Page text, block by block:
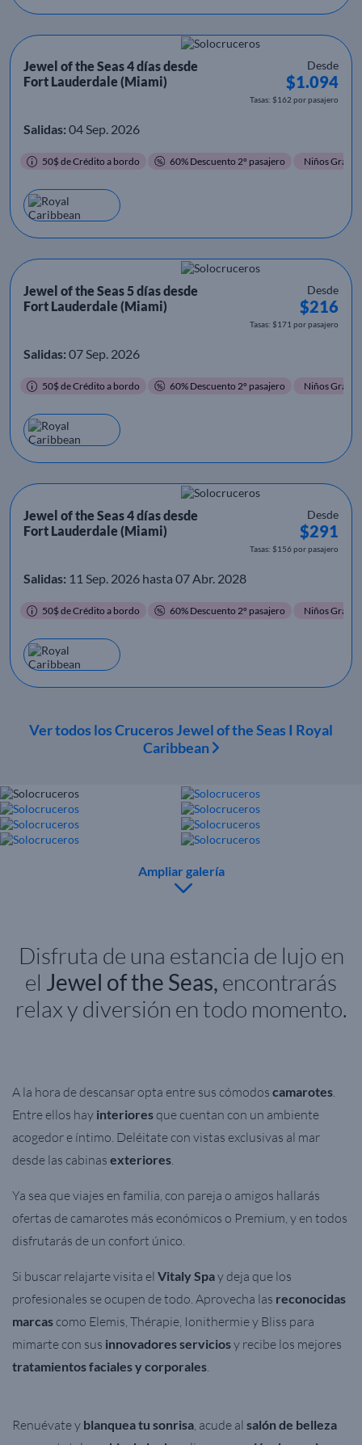
Jewel of the Seas 4 días desde
Fort Lauderdale (Miami)
Desde
$1.094
Tasas: $162 por pasajero
Salidas: 04 Sep. 2026
50$ de Crédito a bordo 60% Descuento 2º pasajero Niños Gratis
Jewel of the Seas 5 días desde
Fort Lauderdale (Miami)
Desde
$216
Tasas: $171 por pasajero
Salidas: 07 Sep. 2026
50$ de Crédito a bordo 60% Descuento 2º pasajero Niños Gratis
Jewel of the Seas 4 días desde
Fort Lauderdale (Miami)
Desde
$291
Tasas: $156 por pasajero
Salidas: 11 Sep. 2026 hasta 07 Abr. 2028
50$ de Crédito a bordo 60% Descuento 2º pasajero Niños Gratis
Ver todos los Cruceros Jewel of the Seas I Royal
Caribbean
Ampliar galería
Disfruta de una estancia de lujo en
el Jewel of the Seas, encontrarás
relax y diversión en todo momento.
A la hora de descansar opta entre sus cómodos camarotes.
Entre ellos hay interioresque cuentan con un ambiente
acogedor e íntimo. Deléitate con vistas exclusivas al mar
desde las cabinas exteriores.
Ya sea que viajes en familia, con pareja o amigos hallarás
ofertas de camarotes más económicos o Premium, y en todos
disfrutarás de un confort único.
Si buscar relajarte visita el Vitaly Spay deja que los
profesionales se ocupen de todo. Aprovecha las reconocidas
marcas como Elemis, Thérapie, Ionithermie y Bliss para
mimarte con sus innovadores serviciosy recibe los mejores
tratamientos faciales y corporales.
Renuévate y blanquea tu sonrisa, acude al salón de belleza